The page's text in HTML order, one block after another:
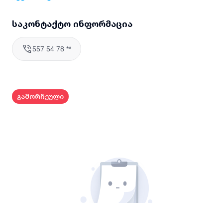
7) კორპუსებზე ბეტონთშორისი გადაბმების შობევის
8) ვიტრაჟებისა და ფანჯრების წმენდა;
10) მაღალი ხეების გასხვლა, მოჭრა;
საკონტაქტო ინფორმაცია
557 54 78 **
გამორჩეული